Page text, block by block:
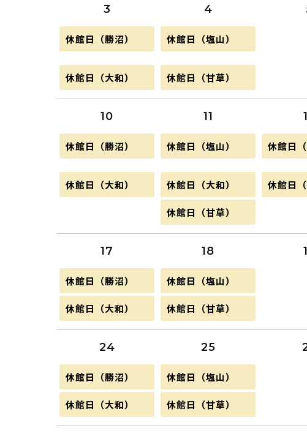
2026 2026
3 4
月
曜
8
月
3rd
2026
休館日（勝沼） 火
曜
8
月
4th
2026
休館日（塩山）
月
曜
日,
3rd
2026
休館日（大和） 火
曜
日,
4th
2026
休館日（甘草）
10 11
月
曜
8
月
10th
休館日（勝沼） 火
曜
8
月
11th
2026
休館日（塩山） 水
曜
8
月
12th
休館日（
月
曜
10th
休館日（大和） 火
曜
日,
8
月
11th
休館日（大和） 水
曜
12th
休館日（
火
曜
日,
11th
2026
休館日（甘草）
17 18
月
曜
日,
8
月
17th
休館日（勝沼） 火
曜
日,
8
月
18th
休館日（塩山）
月
曜
日,
17th
2026
休館日（大和） 火
曜
日,
18th
2026
休館日（甘草）
24 25
月
曜
日,
8
月
24th
休館日（勝沼） 火
曜
日,
8
月
25th
休館日（塩山）
月
曜
日,
休館日（大和） 火
曜
日,
休館日（甘草）